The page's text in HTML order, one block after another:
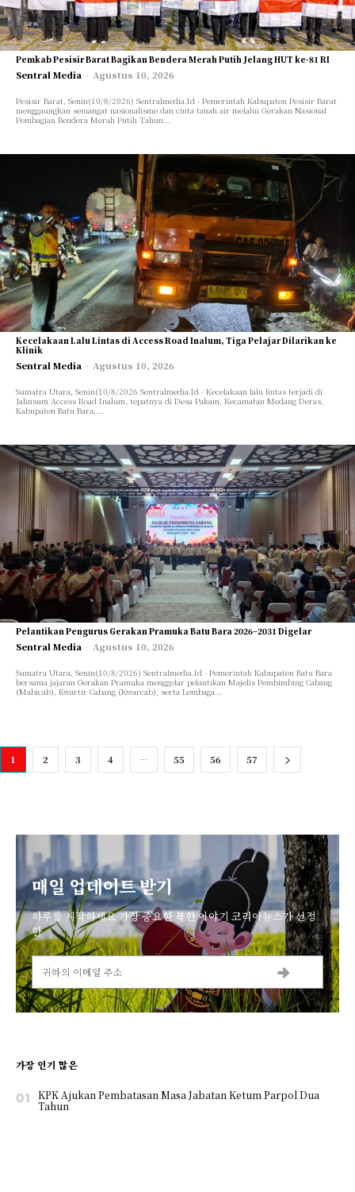
Pemkab Pesisir Barat Bagikan Bendera Merah Putih Jelang HUT ke-81 RI
Sentral Media - Agustus 10, 2026
Pesisir Barat, Senin(10/8/2026) Sentralmedia.Id - Pemerintah Kabupaten Pesisir Barat
menggaungkan semangat nasionalisme dan cinta tanah air melalui Gerakan Nasional
Pembagian Bendera Merah Putih Tahun...
Kecelakaan Lalu Lintas di Access Road Inalum, Tiga Pelajar Dilarikan ke
Klinik
Sentral Media - Agustus 10, 2026
Sumatra Utara, Senin(10/8/2026 Sentralmedia.Id - Kecelakaan lalu lintas terjadi di
Jalinsum Access Road Inalum, tepatnya di Desa Pakam, Kecamatan Medang Deras,
Kabupaten Batu Bara,...
Pelantikan Pengurus Gerakan Pramuka Batu Bara 2026–2031 Digelar
Sentral Media - Agustus 10, 2026
Sumatra Utara, Senin(10/8/2026) Sentralmedia.Id - Pemerintah Kabupaten Batu Bara
bersama jajaran Gerakan Pramuka menggelar pelantikan Majelis Pembimbing Cabang
(Mabicab), Kwartir Cabang (Kwarcab), serta Lembaga...
1 2 3 4 … 55 56 57
매일 업데이트 받기
하루를 시작하세요 가장 중요한 북한 이야기 코리아뉴스가 선정
한
가장 인기 많은
KPK Ajukan Pembatasan Masa Jabatan Ketum Parpol Dua
Tahun